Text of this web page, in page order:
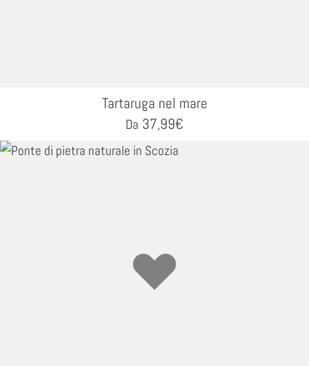
Tartaruga nel mare
Da 37,99€